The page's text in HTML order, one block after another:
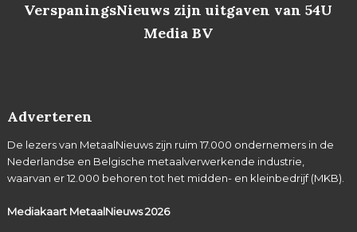
VerspaningsNieuws zijn uitgaven van 54U
Media BV
Adverteren
De lezers van MetaalNieuws zijn ruim 17.000 ondernemers in de
Nederlandse en Belgische metaalverwerkende industrie,
waarvan er 12.000 behoren tot het midden- en kleinbedrijf (MKB).
Mediakaart MetaalNieuws2026